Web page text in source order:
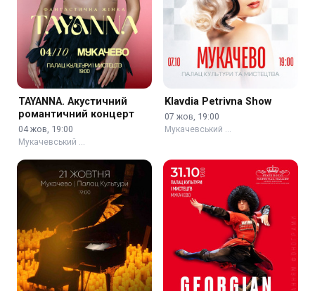
TAYANNA. Акустичний
романтичний концерт
04 жов, 19:00
Мукачевський …
Klavdia Petrivna Show
07 жов, 19:00
Мукачевський …